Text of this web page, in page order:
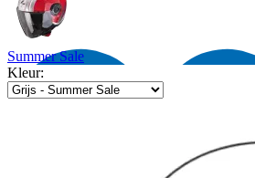
Summer Sale
Kleur: